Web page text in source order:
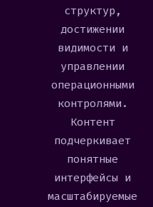
структур,
достижении
видимости и
управлении
операционными
контролями.
Контент
подчеркивает
понятные
интерфейсы и
масштабируемые